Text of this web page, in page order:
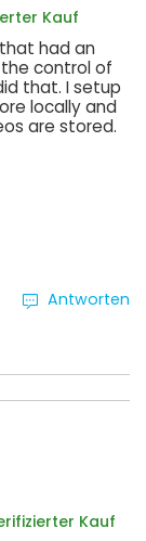
Kauf
had an
control of
that. I setup
locally and
are stored.
Antworten
Kauf